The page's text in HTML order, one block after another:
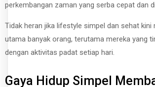
perkembangan zaman yang serba cepat dan
Tidak heran jika lifestyle simpel dan sehat kini
utama banyak orang, terutama mereka yang
dengan aktivitas padat setiap hari.
Gaya Hidup Simpel